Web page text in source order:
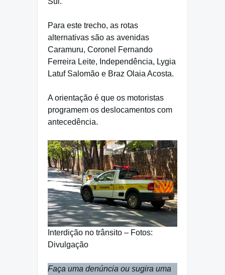
Para este trecho, as rotas
alternativas são as avenidas
Caramuru, Coronel Fernando
Ferreira Leite, Independência, Lygia
Latuf Salomão e Braz Olaia Acosta.
A orientação é que os motoristas
programem os deslocamentos com
antecedência.
Interdição no trânsito – Fotos:
Divulgação
Faça uma denúncia ou sugira uma